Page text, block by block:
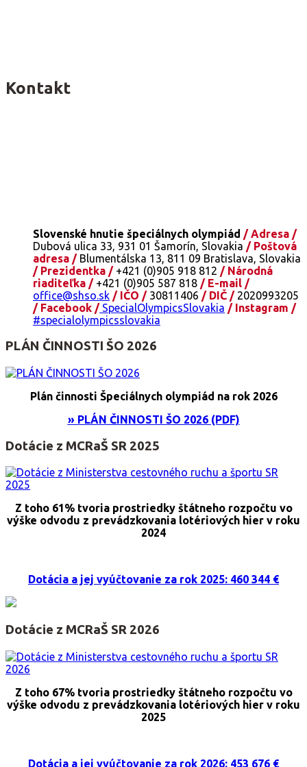
Kontakt
Slovenské hnutie špeciálnych olympiád / Adresa /
Dubová ulica 33, 931 01 Šamorín, Slovakia / Poštová
adresa /Blumentálska 13, 811 09 Bratislava, Slovakia
/ Prezidentka /+421 (0)905 918 812 / Národná
riaditeľka /+421 (0)905 587 818 / E-mail /
office@shso.sk / IČO /30811406 / DIČ /2020993205
/ Facebook /SpecialOlympicsSlovakia / Instagram /
#specialolympicsslovakia
PLÁN ČINNOSTI ŠO 2026
Plán činnosti Špeciálnych olympiád na rok 2026
» PLÁN ČINNOSTI ŠO 2026 (PDF)
Dotácie z MCRaŠ SR 2025
Z toho 61% tvoria prostriedky štátneho rozpočtu vo
výške odvodu z prevádzkovania lotériových hier v roku
2024
Dotácia a jej vyúčtovanie za rok 2025: 460 344 €
Dotácie z MCRaŠ SR 2026
Z toho 67% tvoria prostriedky štátneho rozpočtu vo
výške odvodu z prevádzkovania lotériových hier v roku
2025
Dotácia a jej vyúčtovanie za rok 2026: 453 676 €